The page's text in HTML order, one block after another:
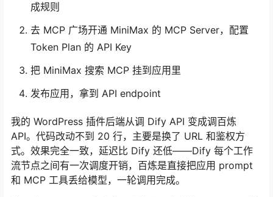
成规则
去 MCP 广场开通 MiniMax 的 MCP Server，配置
Token Plan 的 API Key
把 MiniMax 搜索 MCP 挂到应用里
发布应用，拿到 API endpoint
我的 WordPress 插件后端从调 Dify API 变成调百炼
API。代码改动不到 20 行，主要是换了 URL 和鉴权方
式。效果完全一致，延迟比 Dify 还低——Dify 每个工作
流节点之间有一次调度开销，百炼是直接把应用 prompt
和 MCP 工具丢给模型，一轮调用完成。